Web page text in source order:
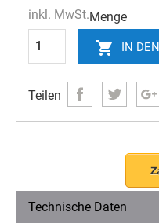
inkl. MwSt.Menge
 IN
Teilen
Technische Daten